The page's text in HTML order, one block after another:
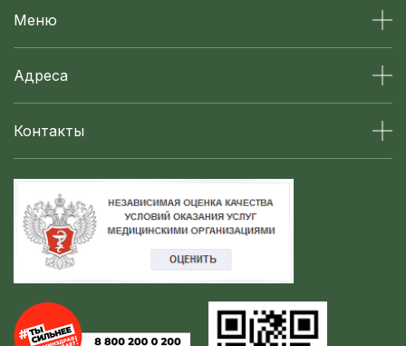
Меню
Адреса
Контакты